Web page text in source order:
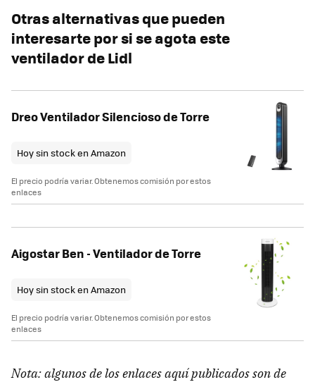
Otras alternativas que pueden
interesarte por si se agota este
ventilador de Lidl
Dreo Ventilador Silencioso de Torre
Hoy sin stock en Amazon
El precio podría variar. Obtenemos comisión por estos
enlaces
Aigostar Ben - Ventilador de Torre
Hoy sin stock en Amazon
El precio podría variar. Obtenemos comisión por estos
enlaces
Nota: algunos de los enlaces aquí publicados son de